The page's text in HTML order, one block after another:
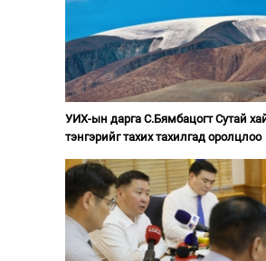
УИХ-ын дарга С.Бямбацогт Сутай
тэнгэрийг тахих тахилгад оролцлоо